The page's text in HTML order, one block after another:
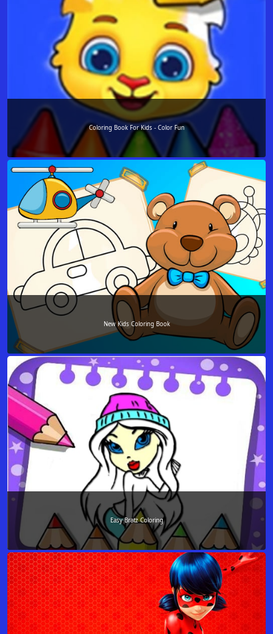
Coloring Book For Kids - Color Fun
New Kids Coloring Book
Easy Bratz Coloring